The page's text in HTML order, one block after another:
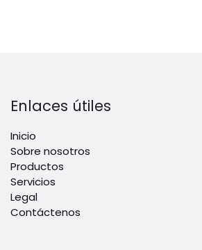
Enlaces útiles
Inicio
Sobre nosotros
Productos
Servicios
Legal
Contáctenos